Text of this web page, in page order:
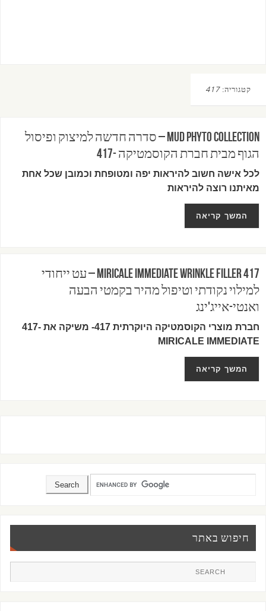
קטגוריה:417
MUD PHYTO COLLECTION – סדרה חדשה למיצוק ופיסול
הגוף מבית חברת הקוסמטיקה -417
לכל אישה חשוב להיראות יפה ומטופחת וכמובן שכל אחת
מאיתנו רוצה להיראות
המשך קריאה
417 MIRICALE IMMEDIATE WRINKLE FILLER – עט ייחודי
למילוי נקודתי וטיפול מהיר בקמטי הבעה
ואנטי-אייג'ינג
חברת מוצרי הקוסמטיקה היוקרתית 417- משיקה את -417
MIRICALE IMMEDIATE
המשך קריאה
חיפוש באתר